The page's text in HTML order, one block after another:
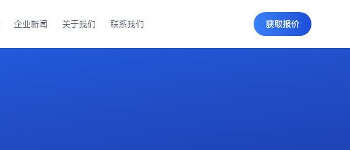
企业新闻 关于我们 联系我们 获取报价